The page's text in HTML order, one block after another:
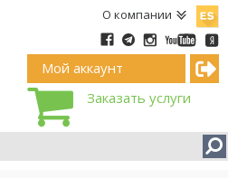
О компании
Мой аккаунт
Заказать услуги